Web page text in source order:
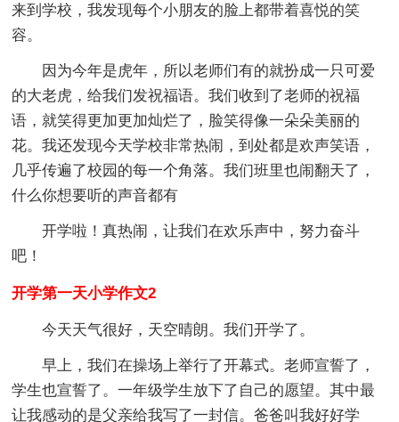
来到学校，我发现每个小朋友的脸上都带着喜悦的笑
容。
因为今年是虎年，所以老师们有的就扮成一只可爱
的大老虎，给我们发祝福语。我们收到了老师的祝福
语，就笑得更加更加灿烂了，脸笑得像一朵朵美丽的
花。我还发现今天学校非常热闹，到处都是欢声笑语，
几乎传遍了校园的每一个角落。我们班里也闹翻天了，
什么你想要听的声音都有
开学啦！真热闹，让我们在欢乐声中，努力奋斗
吧！
开学第一天小学作文2
今天天气很好，天空晴朗。我们开学了。
早上，我们在操场上举行了开幕式。老师宣誓了，
学生也宣誓了。一年级学生放下了自己的愿望。其中最
让我感动的是父亲给我写了一封信。爸爸叫我好好学